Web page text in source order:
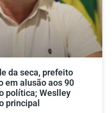
da seca, prefeito
em alusão aos 90
política; Weslley
principal